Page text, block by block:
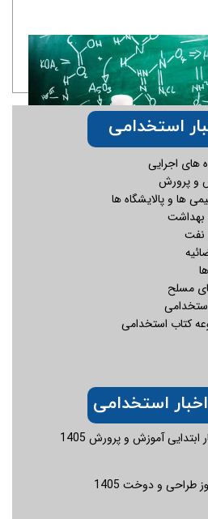
استخدامی دبیر شیمی
از طریق آزمون استخدامی
از قبولی در آزمون کتبی و طی
می توانند درآموزش و پرورش
فارغ التحصیلان گرایش های
شیمی در تیرماه سال
استخدامی آموزش و پرورش می
شغل دبیری شیمی امتحان
های اجرایی
و پرورش
ها و پالایشگاه ها
بهداشت
نفت
مسلح
کتاب استخدامی
آموزش و پرورش 1405
طراحی و دوخت 1405
استخدامی
استخدامی